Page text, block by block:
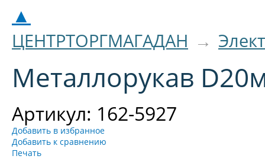
▲
ЦЕНТРТОРГМАГАДАН →
Металлорукав
Артикул: 162-5927
Добавить в избранное
Добавить к сравнению
Печать